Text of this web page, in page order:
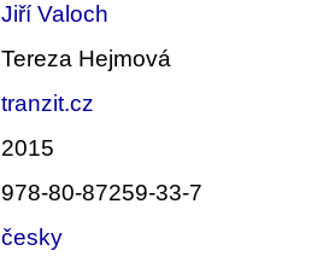
Jiří Valoch
Tereza Hejmová
tranzit.cz
2015
978-80-87259-33-7
česky